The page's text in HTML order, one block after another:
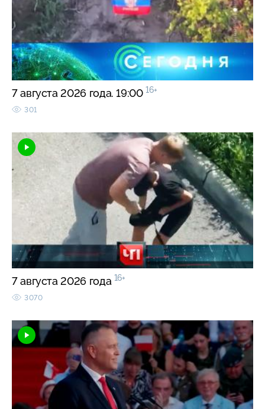
7 августа 2026 года. 19:00 16+
301
7 августа 2026 года 16+
3070